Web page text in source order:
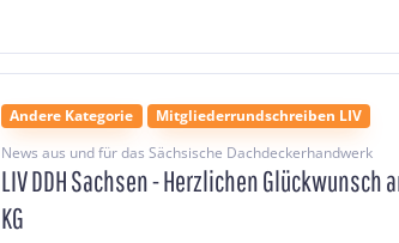
Andere Kategorie
Mitgliederrundschreiben LIV
News aus und für das Sächsische Dachdeckerhandwerk
LIV DDH Sachsen - Herzlichen Glückwunsch
KG